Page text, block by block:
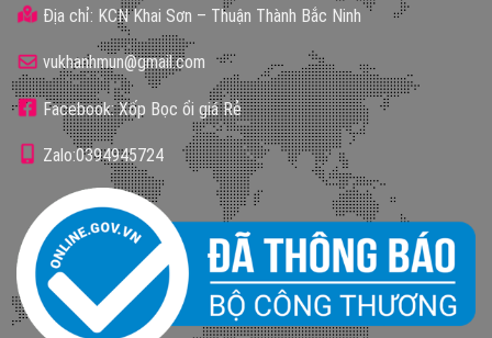
Địa chỉ: KCN Khai Sơn – Thuận Thành Bắc Ninh
vukhanhmun@gmail.com
Facebook: Xốp Bọc ổi giá Rẻ
Zalo:0394945724